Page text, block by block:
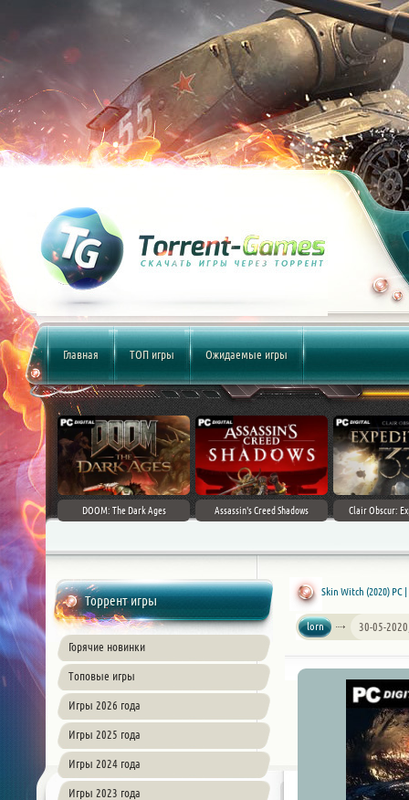
Главная ТОП игры Ожидаемые игры
DOOM: The Dark Ages Assassin's Creed Shadows Clair Obscur:
Торрент игры
Горячие новинки
Топовые игры
Игры 2026 года
Игры 2025 года
Игры 2024 года
Игры 2023 года
Skin Witch (2020) PC
lorn 30-05-